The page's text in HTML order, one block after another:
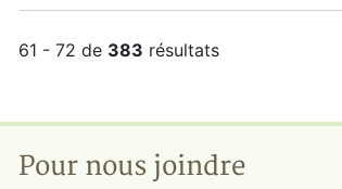
61 - 72 de 383 résultats
Pour nous joindre